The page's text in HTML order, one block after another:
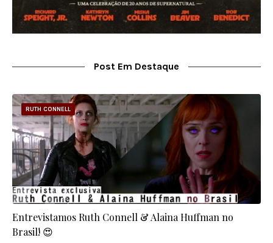
Post Em Destaque
RUTH CONNELL
Entrevistamos Ruth Connell & Alaina Huffman no
Brasil! 😍